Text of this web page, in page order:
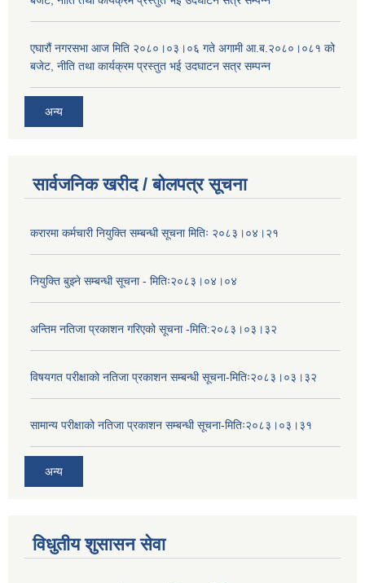
एघारौं नगरसभा आज मिति २०८०।०३।०६ गते अगामी आ.ब.२०८०।०८१ को
बजेट, नीति तथा कार्यक्रम प्रस्तुत भई उदघाटन सत्र सम्पन्न
अन्य
सार्वजनिक खरीद / बोलपत्र सूचना
करारमा कर्मचारी नियुक्ति सम्बन्धी सूचना मितिः २०८३।०४।२१
नियुक्ति बुझ्ने सम्बन्धी सूचना - मितिः२०८३।०४।०४
अन्तिम नतिजा प्रकाशन गरिएको सूचना -मिति:२०८३।०३।३२
विषयगत परीक्षाको नतिजा प्रकाशन सम्बन्धी सूचना-मितिः२०८३।०३।३२
सामान्य परीक्षाको नतिजा प्रकाशन सम्बन्धी सूचना-मितिः२०८३।०३।३१
अन्य
विधुतीय शुसासन सेवा